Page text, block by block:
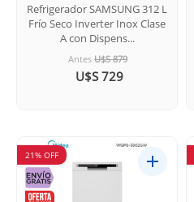
Refrigerador SAMSUNG 312 L
Frío Seco Inverter Inox Clase
A con Dispens...
Antes U$S 879
U$S 729
21% OFF